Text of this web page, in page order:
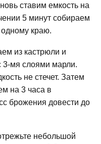
ставим емкость на
5 минут собираем
краю.
из кастрюли и
3-мя слоями марли.
не стечет. Затем
на 3 часа в
брожения довести до
небольшой